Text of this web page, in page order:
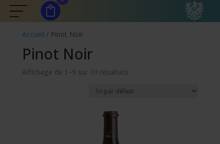
Accueil / Pinot Noir
Pinot Noir
Affichage de 1–9 sur 10 résultats